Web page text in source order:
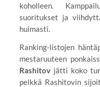
koholleen.
suoritukset ja
huimasti.
Ranking-listojen
mestaruuteen
Rashitovjätti koko
pelkkä Rashitovin